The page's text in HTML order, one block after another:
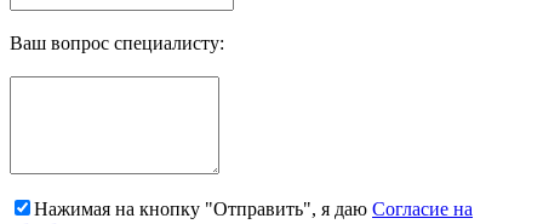
Ваш вопрос специалисту:
Нажимая на кнопку "Отправить", я даю Согласие на